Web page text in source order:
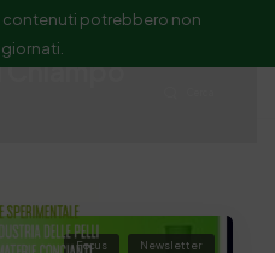
contenuti potrebbero non
Chiampo
Focus Newsletter